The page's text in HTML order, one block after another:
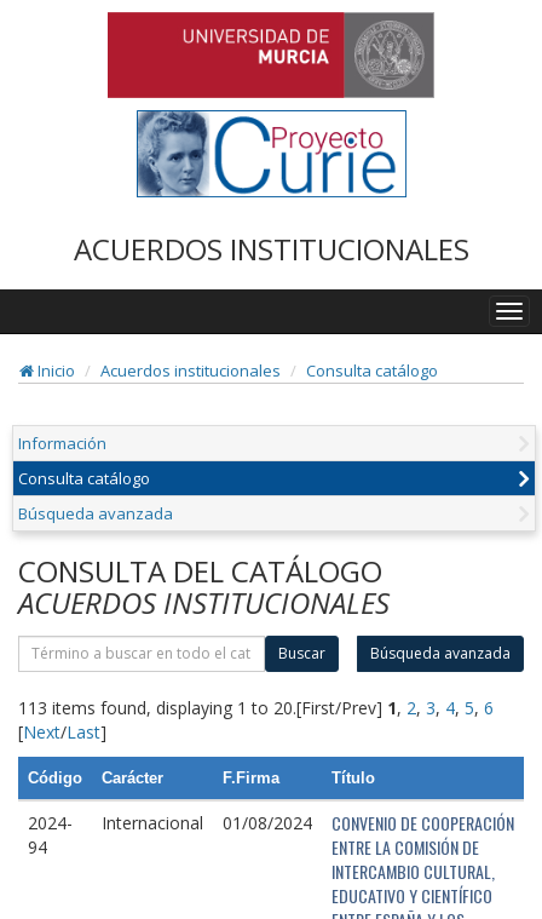
ACUERDOS INSTITUCIONALES
Inicio
Acuerdos institucionales Consulta catálogo
Información
Consulta catálogo
Búsqueda avanzada
CONSULTA DEL CATÁLOGO
ACUERDOS INSTITUCIONALES
Buscar Búsqueda avanzada
113 items found, displaying 1 to 20.[First/Prev] 1, 2, 3, 4, 5, 6
[Next/Last]
Código Carácter F.Firma Título
2024-
94
Internacional 01/08/2024
CONVENIO DE COOPERACIÓN
ENTRE LA COMISIÓN DE
INTERCAMBIO CULTURAL,
EDUCATIVO Y CIENTÍFICO